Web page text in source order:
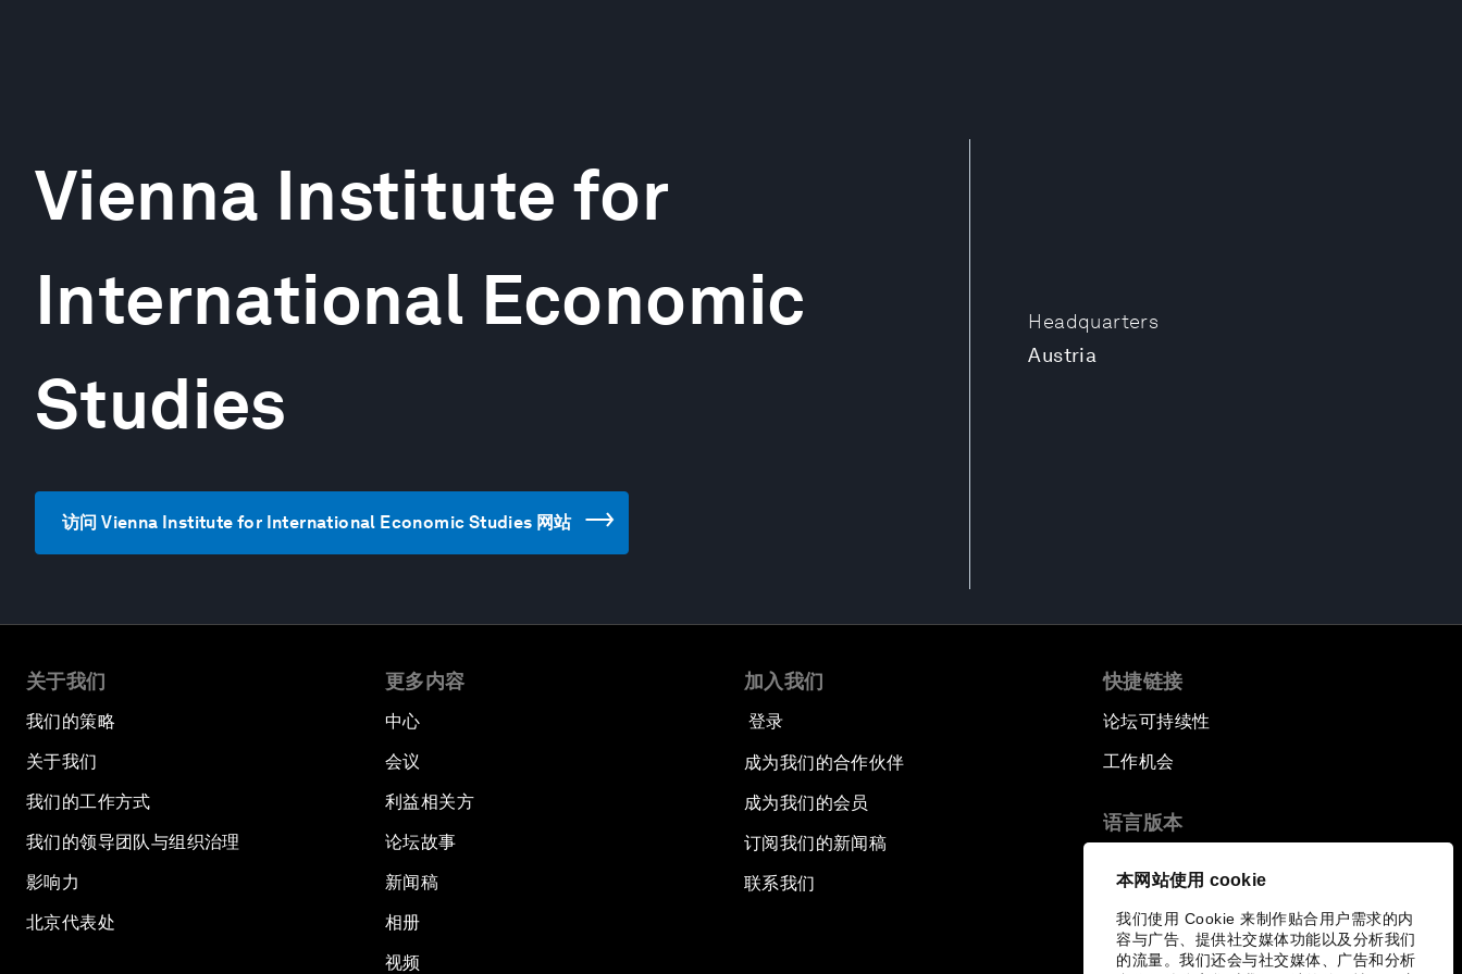
本网站使用 cookie
我们使用 Cookie 来制作贴合用户需求的内
容与广告、提供社交媒体功能以及分析我们
的流量。我们还会与社交媒体、广告和分析
Headquarters
Austria
Vienna Institute for
International Economic
Studies
访问 Vienna Institute for International Economic Studies 网站
关于我们
我们的策略
关于我们
我们的工作方式
我们的领导团队与组织治理
影响力
北京代表处
更多内容
中心
会议
利益相关方
论坛故事
新闻稿
相册
视频
加入我们
登录
成为我们的合作伙伴
成为我们的会员
订阅我们的新闻稿
联系我们
快捷链接
论坛可持续性
工作机会
语言版本